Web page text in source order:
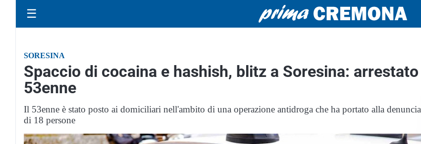
☰
SORESINA
Spaccio di cocaina e hashish, blitz a Soresina: arrestato
53enne
Il 53enne è stato posto ai domiciliari nell'ambito di una operazione antidroga che ha portato alla denuncia
di 18 persone